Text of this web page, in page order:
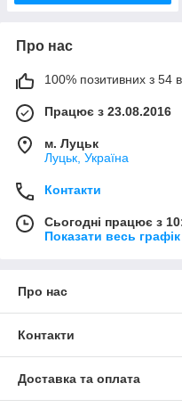
Про нас
100% позитивних з 54
Працює з 23.08.2016
м. Луцьк
Луцьк, Україна
Контакти
Сьогодні працює з
Показати весь
Про нас
Контакти
Доставка та оплата